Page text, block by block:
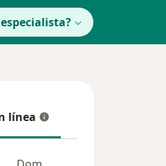
línea
línea